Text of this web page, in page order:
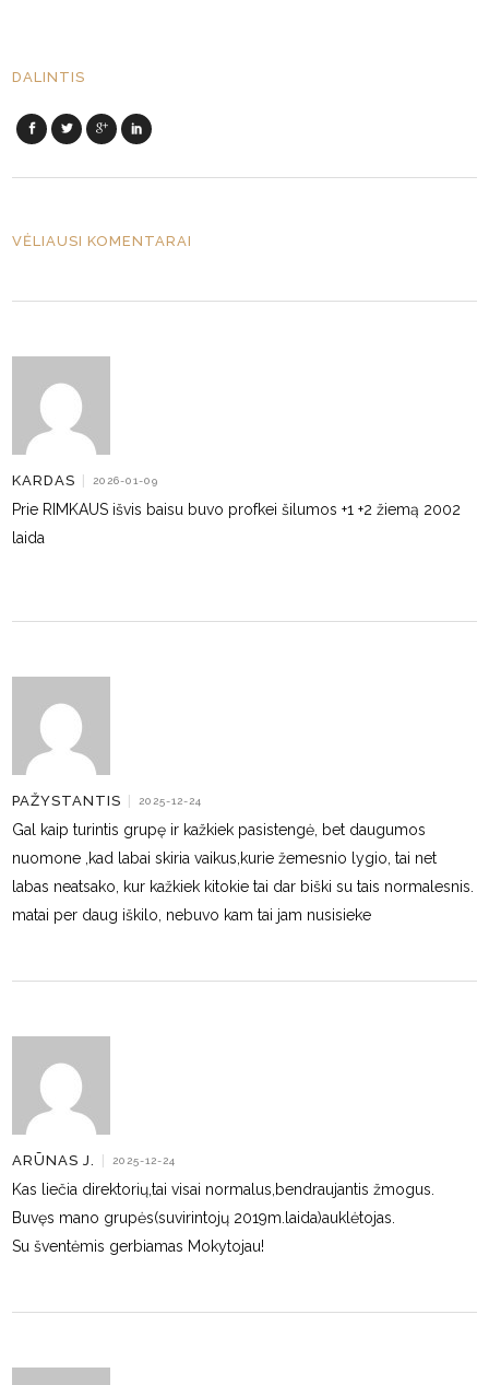
DALINTIS
VĖLIAUSI KOMENTARAI
KARDAS | 2026-01-09
Prie RIMKAUS išvis baisu buvo profkei šilumos +1 +2 žiemą 2002
laida
PAŽYSTANTIS | 2025-12-24
Gal kaip turintis grupę ir kažkiek pasistengė, bet daugumos
nuomone ,kad labai skiria vaikus,kurie žemesnio lygio, tai net
labas neatsako, kur kažkiek kitokie tai dar biški su tais normalesnis.
matai per daug iškilo, nebuvo kam tai jam nusisieke
ARŪNAS J. | 2025-12-24
Kas liečia direktorių,tai visai normalus,bendraujantis žmogus.
Buvęs mano grupės(suvirintojų 2019m.laida)auklėtojas.
Su šventėmis gerbiamas Mokytojau!